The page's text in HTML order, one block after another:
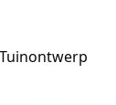
Tuinontwerp